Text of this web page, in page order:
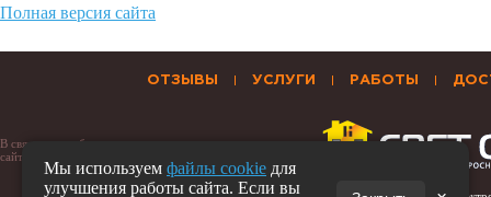
Полная версия сайта
ОТЗЫВЫ УСЛУГИ РАБОТЫ
В связи с нестабильностью отечественного рынка, цены на
сайте могут незначительно отличаться от установленных
Мы используем файлы cookie для
улучшения работы сайта. Если вы